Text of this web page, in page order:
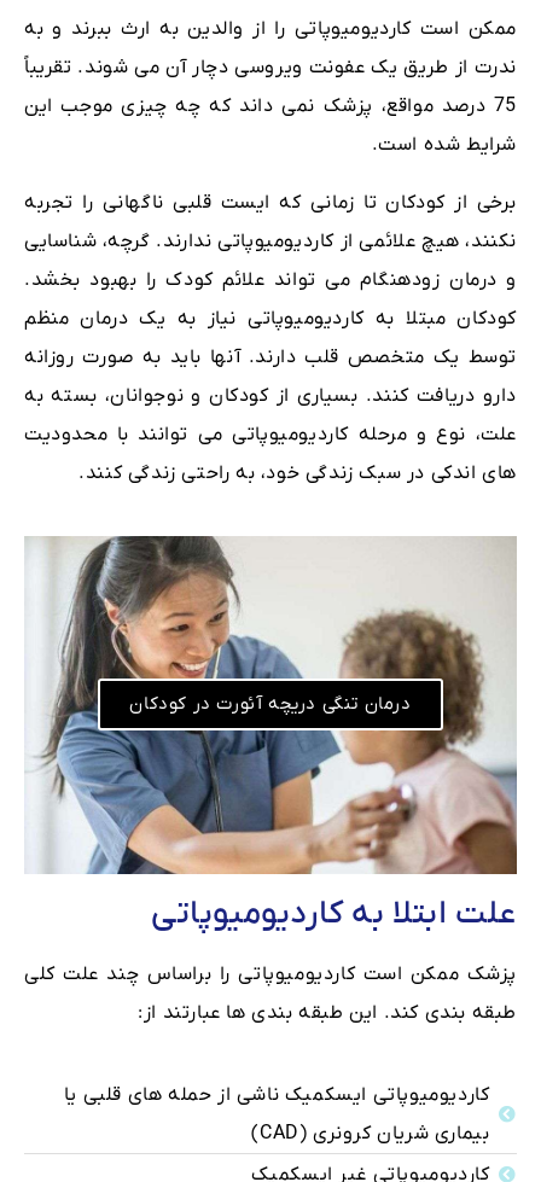
ممکن است کاردیومیوپاتی را از والدین به ارث ببرند و به
ندرت از طریق یک عفونت ویروسی دچار آن می شوند. تقریباً
75 درصد مواقع، پزشک نمی داند که چه چیزی موجب این
شرایط شده است.
برخی از کودکان تا زمانی که ایست قلبی ناگهانی را تجربه
نکنند، هیچ علائمی از کاردیومیوپاتی ندارند. گرچه، شناسایی
و درمان زودهنگام می تواند علائم کودک را بهبود بخشد.
کودکان مبتلا به کاردیومیوپاتی نیاز به یک درمان منظم
توسط یک متخصص قلب دارند. آنها باید به صورت روزانه
دارو دریافت کنند. بسیاری از کودکان و نوجوانان، بسته به
علت، نوع و مرحله کاردیومیوپاتی می توانند با محدودیت
های اندکی در سبک زندگی خود، به راحتی زندگی کنند.
درمان تنگی دریچه آئورت در کودکان
علت ابتلا به کاردیومیوپاتی
پزشک ممکن است کاردیومیوپاتی را براساس چند علت کلی
طبقه بندی کند. این طبقه بندی ها عبارتند از:
کاردیومیوپاتی ایسکمیک ناشی از حمله های قلبی یا
بیماری شریان کرونری (CAD)
کاردیومیوپاتی غیر ایسکمیک